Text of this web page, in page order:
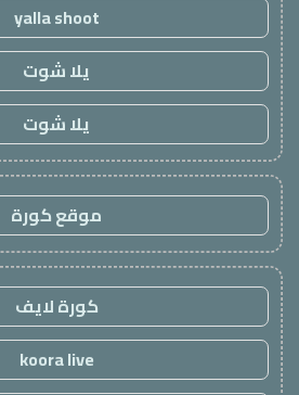
yalla shoot
يلا شوت
يلا شوت
موقع كورة
كورة لايف
koora live